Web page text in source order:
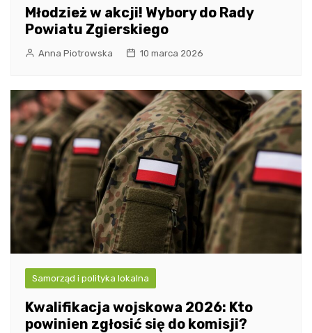
Młodzież w akcji! Wybory do Rady
Powiatu Zgierskiego
Anna Piotrowska 10 marca 2026
Samorząd i polityka lokalna
Kwalifikacja wojskowa 2026: Kto
powinien zgłosić się do komisji?